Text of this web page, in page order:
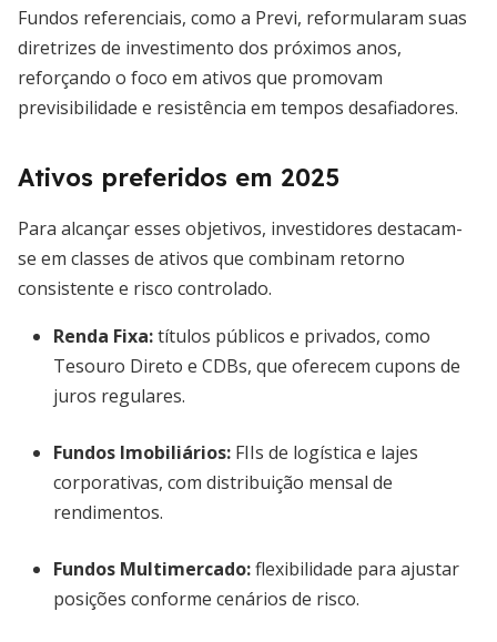
Fundos referenciais, como a Previ, reformularam suas
diretrizes de investimento dos próximos anos,
reforçando o foco em ativos que promovam
previsibilidade e resistência em tempos desafiadores.
Ativos preferidos em 2025
Para alcançar esses objetivos, investidores destacam-
se em classes de ativos que combinam retorno
consistente e risco controlado.
Renda Fixa:títulos públicos e privados, como
Tesouro Direto e CDBs, que oferecem cupons de
juros regulares.
Fundos Imobiliários: FIIs de logística e lajes
corporativas, com distribuição mensal de
rendimentos.
Fundos Multimercado:flexibilidade para ajustar
posições conforme cenários de risco.